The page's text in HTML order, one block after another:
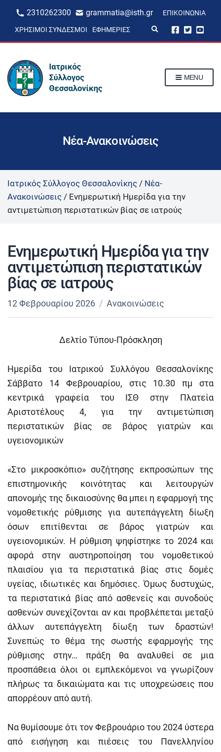
2310262300 grammatia@isth.gr ΕΠΙΚΟΙΝΩΝΊΑ
ΧΡΉΣΙΜΟΙ ΣΎΝΔΕΣΜΟΙ ΕΦΗΜΕΡΊΕΣ
p
m
MENU
Νέα-Ανακοινώσεις
Ιατρικός Σύλλογος Θεσσαλονίκης / Νέα-
Ανακοινώσεις / Ενημερωτική Ημερίδα για την
αντιμετώπιση περιστατικών βίας σε ιατρούς
Ενημερωτική Ημερίδα για την
αντιμετώπιση περιστατικών
βίας σε ιατρούς
12 Φεβρουαρίου 2026 Ανακοινώσεις
Δελτίο Τύπου-Πρόσκληση
Ημερίδα του Ιατρικού Συλλόγου Θεσσαλονίκης
Σάββατο 14 Φεβρουαρίου, στις 10.30 πμ στα
κεντρικά γραφεία του ΙΣΘ στην Πλατεία
Αριστοτέλους 4, για την αντιμετώπιση
περιστατικών βίας σε βάρος γιατρών και
υγειονομικών
«Στο μικροσκόπιο» συζήτησης εκπροσώπων της
επιστημονικής κοινότητας και λειτουργών
απονομής της δικαιοσύνης θα μπει η εφαρμογή της
νομοθετικής ρύθμισης για αυτεπάγγελτη δίωξη
όσων επιτίθενται σε βάρος γιατρών και
υγειονομικών. Η ρύθμιση ψηφίστηκε το 2024 και
αφορά στην αυστηροποίηση του νομοθετικού
πλαισίου για τα περιστατικά βίας στις δομές
υγείας, ιδιωτικές και δημόσιες. Όμως δυστυχώς,
τα περιστατικά βίας από ασθενείς και συνοδούς
ασθενών συνεχίζονται αν και προβλέπεται μεταξύ
άλλων αυτεπάγγελτη δίωξη των δραστών!
Συνεπώς το θέμα της σωστής εφαρμογής της
ρύθμισης στην… πράξη θα αναλυθεί σε μια
προσπάθεια όλοι οι εμπλεκόμενοι να γνωρίζουν
πλήρως τα δικαιώματα και τις υποχρεώσεις που
απορρέουν από αυτή.
Να θυμίσουμε ότι τον Φεβρουάριο του 2024 ύστερα
από εισήγηση και πιέσεις του Πανελληνίου